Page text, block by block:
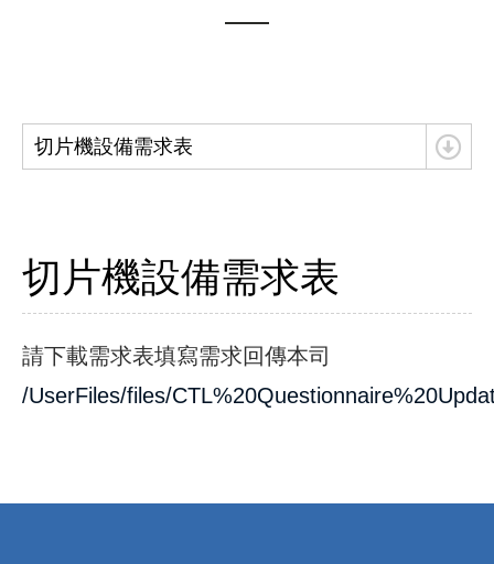
切片機設備需求表
切片機設備需求表
請下載需求表填寫需求回傳本司
/UserFiles/files/